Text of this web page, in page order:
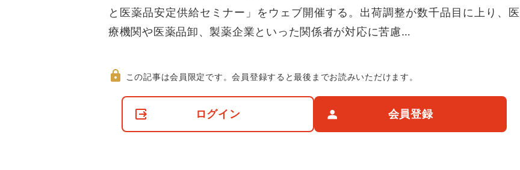
と医薬品安定供給セミナー」をウェブ開催する。出荷調整が数千品目に上り、医
療機関や医薬品卸、製薬企業といった関係者が対応に苦慮…
この記事は会員限定です。会員登録すると最後までお読みいただけます。
ログイン 会員登録